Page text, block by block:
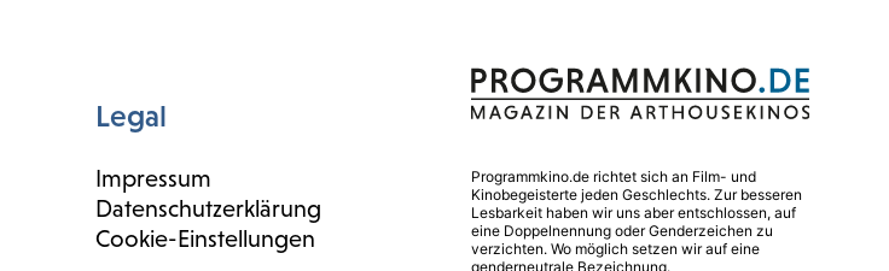
Legal
Impressum
Datenschutzerklärung
Cookie-Einstellungen
Programmkino.de richtet sich an Film- und
Kinobegeisterte jeden Geschlechts. Zur besseren
Lesbarkeit haben wir uns aber entschlossen, auf
eine Doppelnennung oder Genderzeichen zu
verzichten. Wo möglich setzen wir auf eine
genderneutrale Bezeichnung.